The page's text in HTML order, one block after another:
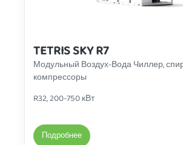
TETRIS SKY R7
Модульный Воздух-Вода Чиллер,
компрессоры
R32, 200-750 кВт
Подробнее